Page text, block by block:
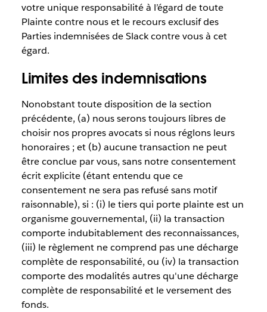
votre unique responsabilité à l’égard de toute
Plainte contre nous et le recours exclusif des
Parties indemnisées de Slack contre vous à cet
égard.
Limites des indemnisations
Nonobstant toute disposition de la section
précédente, (a) nous serons toujours libres de
choisir nos propres avocats si nous réglons leurs
honoraires ; et (b) aucune transaction ne peut
être conclue par vous, sans notre consentement
écrit explicite (étant entendu que ce
consentement ne sera pas refusé sans motif
raisonnable), si : (i) le tiers qui porte plainte est un
organisme gouvernemental, (ii) la transaction
comporte indubitablement des reconnaissances,
(iii) le règlement ne comprend pas une décharge
complète de responsabilité, ou (iv) la transaction
comporte des modalités autres qu'une décharge
complète de responsabilité et le versement des
fonds.